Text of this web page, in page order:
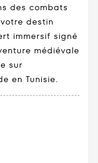
des combats
destin
immersif signé
médiévale
sur
en Tunisie.